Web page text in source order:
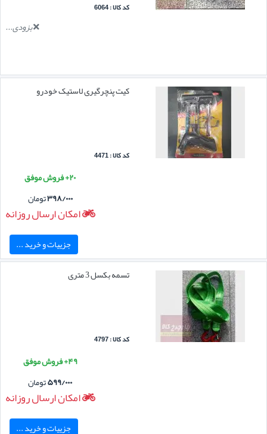
کد کالا : 6064
بزودی...
کیت پنچرگیری لاستیک خودرو
کد کالا : 4471
۲۰+ فروش موفق
۳۹۸/۰۰۰تومان
امکان ارسال روزانه
جزییات و خرید ...
تسمه بکسل 3 متری
کد کالا : 4797
۴۹+ فروش موفق
۵۹۹/۰۰۰تومان
امکان ارسال روزانه
جزییات و خرید ...